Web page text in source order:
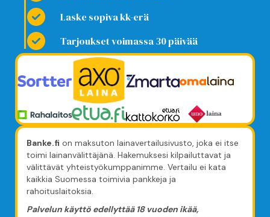
Laske sopiva kk-erä
Tarjoukset voimassa 30 päivää
Banke.fi on maksuton lainavertailusivusto, joka ei itse
toimi lainanvälittäjänä. Hakemuksesi kilpailuttavat ja
välittävät yhteistyökumppanimme. Vertailu ei kata
kaikkia Suomessa toimivia pankkeja ja
rahoituslaitoksia.
Palvelun käyttö edellyttää 18 vuoden ikää,